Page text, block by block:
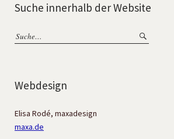
Suche innerhalb der Website
Webdesign
Elisa Rodé, maxadesign
maxa.de